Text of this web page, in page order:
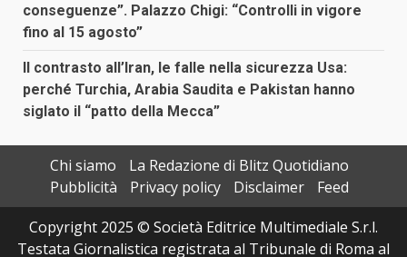
conseguenze”. Palazzo Chigi: “Controlli in vigore
fino al 15 agosto”
Il contrasto all’Iran, le falle nella sicurezza Usa:
perché Turchia, Arabia Saudita e Pakistan hanno
siglato il “patto della Mecca”
Chi siamo
La Redazione di Blitz Quotidiano
Pubblicità
Privacy policy Disclaimer
Feed
Copyright 2025 © Società Editrice Multimediale S.r.l.
Testata Giornalistica registrata al Tribunale di Roma al